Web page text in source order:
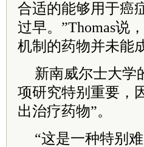
合适的能够用于癌
过早。”Thomas说
机制的药物并未能
新南威尔士大学
项研究特别重要，
出治疗药物”。
“这是一种特别